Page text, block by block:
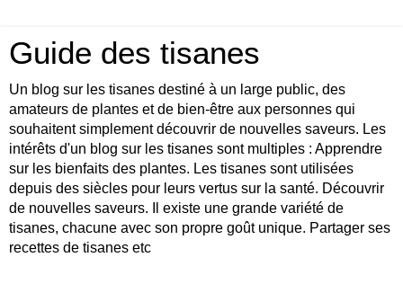
Guide des tisanes
Un blog sur les tisanes destiné à un large public, des
amateurs de plantes et de bien-être aux personnes qui
souhaitent simplement découvrir de nouvelles saveurs. Les
intérêts d'un blog sur les tisanes sont multiples : Apprendre
sur les bienfaits des plantes. Les tisanes sont utilisées
depuis des siècles pour leurs vertus sur la santé. Découvrir
de nouvelles saveurs. Il existe une grande variété de
tisanes, chacune avec son propre goût unique. Partager ses
recettes de tisanes etc